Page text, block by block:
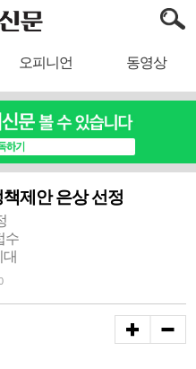
오피니언 동영상
책제안 은상 선정
수